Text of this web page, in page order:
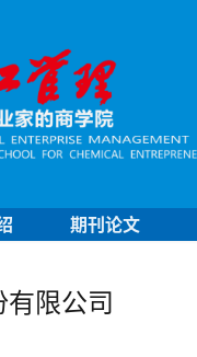
期刊论文
限公司